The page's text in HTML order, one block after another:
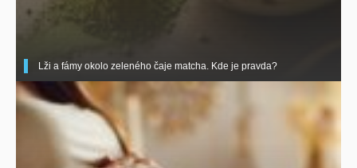
Lži a fámy okolo zeleného čaje matcha. Kde je pravda?